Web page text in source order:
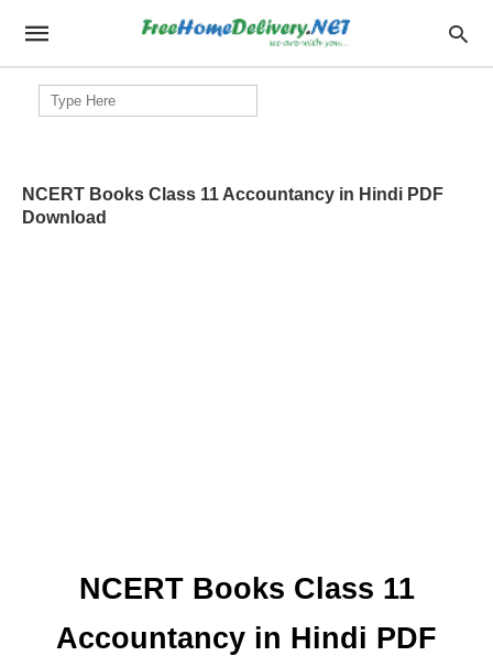
Search
for:
NCERT Books Class 11 Accountancy in Hindi PDF
Download
NCERT Books Class 11
Accountancy in Hindi PDF